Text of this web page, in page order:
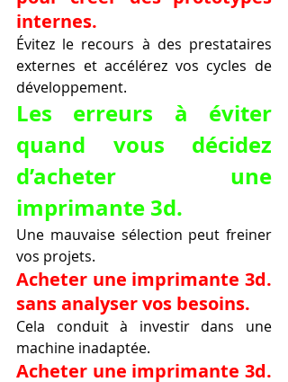
internes.
Évitez le recours à des prestataires
externes et accélérez vos cycles de
développement.
Les erreurs à éviter
quand vous décidez
d’acheter une
imprimante 3d.
Une mauvaise sélection peut freiner
vos projets.
Acheter une imprimante 3d.
sans analyser vos besoins.
Cela conduit à investir dans une
machine inadaptée.
Acheter une imprimante 3d.